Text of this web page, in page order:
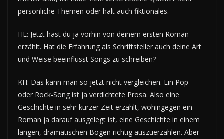
persönliche Themen oder halt auch fiktionales.
HL: Jetzt hast du ja vorhin von deinem ersten Roman
erzählt. Hat die Erfahrung als Schriftsteller auch deine Art
und Weise beeinflusst Songs zu schreiben?
KH: Das kann man so jetzt nicht vergleichen. Ein Pop-
oder Rock-Song ist ja verdichtete Prosa. Also eine
Geschichte in sehr kurzer Zeit erzählt, wohingegen ein
Roman ja darauf ausgelegt ist, eine Geschichte in einem
langen, dramatischen Bogen richtig auszuerzählen. Aber